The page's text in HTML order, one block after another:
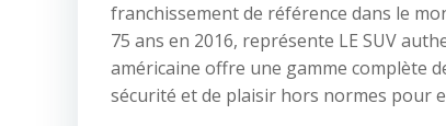
franchissement de référence dans le
75 ans en 2016, représente LE SUV
américaine offre une gamme complète
sécurité et de plaisir hors normes pour